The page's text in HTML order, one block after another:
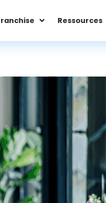
Ressources